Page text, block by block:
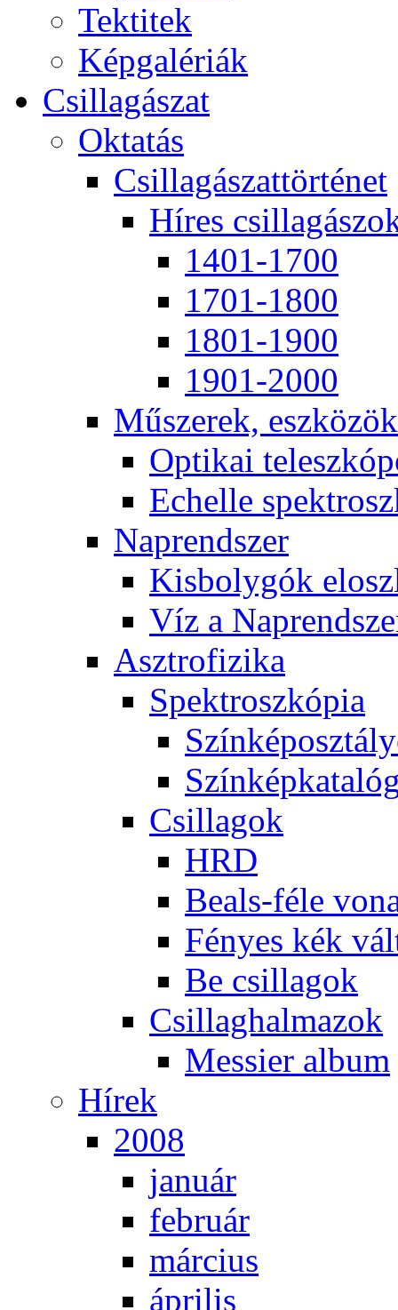
Tek­ti­tek
Kép­ga­lé­ri­ák
Csil­la­gá­szat
Ok­ta­tás
Csil­la­gá­szat­tör­té­net
Hí­res
1401-1700
1701-1800
1801-1900
1901-2000
Mű­sze­rek, esz­kö­zök
Op­ti­kai
Echel­le
Nap­rend­szer
Kis­boly­gók
Víz a
Aszt­ro­fi­zi­ka
Spekt­rosz­kó­pia
Csil­la­gok
HRD
Be­als-fé­le
Fé­nyes kék
Be csil­la­gok
Csil­lag­hal­ma­zok
Mes­si­er al­bum
Hí­rek
2008
ja­nu­ár
feb­ru­ár
már­ci­us
áp­ri­lis